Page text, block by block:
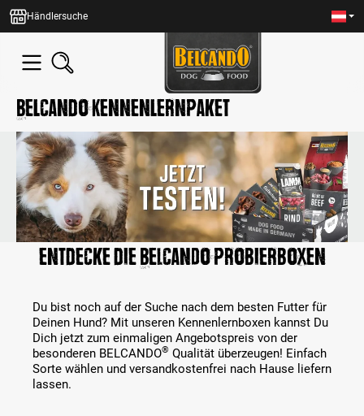
springen
Händlersuche
Belcando Kennenlernpaket
Entdecke die BELCANDO Probierboxen
Du bist noch auf der Suche nach dem besten Futter für
Deinen Hund? Mit unseren Kennenlernboxen kannst Du
Dich jetzt zum einmaligen Angebotspreis von der
besonderen BELCANDO® Qualität überzeugen! Einfach
Sorte wählen und versandkostenfrei nach Hause liefern
lassen.